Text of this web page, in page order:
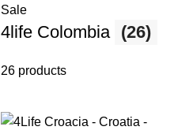
4life Colombia (26)
26 products